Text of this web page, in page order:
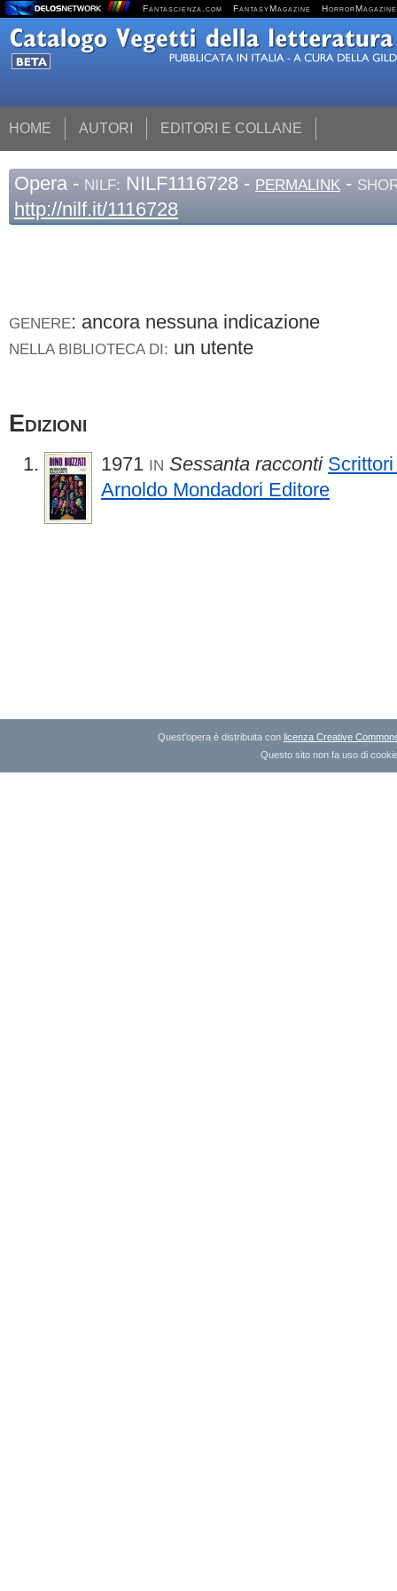
Fantascienza.com FantasyMagazine HorrorMagazine
HOME AUTORI EDITORI E COLLANE
Opera - NILF: NILF1116728 - PERMALINK -
http://nilf.it/1116728
GENERE: ancora nessuna indicazione
NELLA BIBLIOTECA DI: un utente
Edizioni
1971 IN Sessanta racconti
Arnoldo Mondadori Editore
Quest'opera è distribuita con licenza Creative
Questo sito non fa uso di